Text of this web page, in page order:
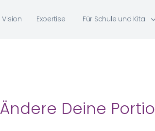
Vision Expertise Für Schule und Kita
Deine